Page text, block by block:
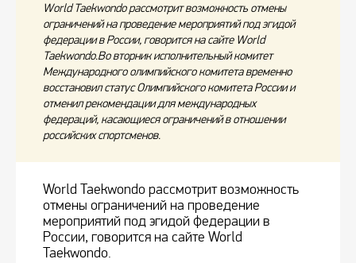
World Taekwondo рассмотрит возможность отмены
ограничений на проведение мероприятий под эгидой
федерации в России, говорится на сайте World
Taekwondo.Во вторник исполнительный комитет
Международного олимпийского комитета временно
восстановил статус Олимпийского комитета России и
отменил рекомендации для международных
федераций, касающиеся ограничений в отношении
российских спортсменов.
World Taekwondo рассмотрит возможность
отмены ограничений на проведение
мероприятий под эгидой федерации в
России, говорится на сайте World
Taekwondo.